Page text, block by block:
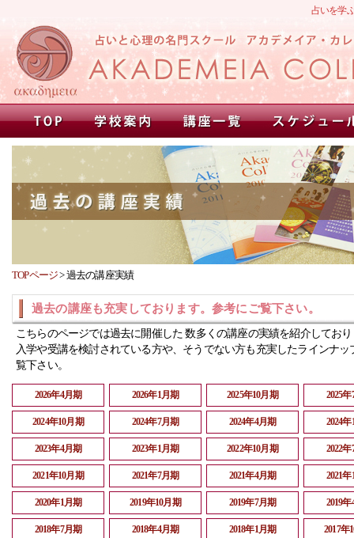
占いを学
TOPページ>過去の講座実績
過去の講座も充実しております。参考にご覧下さい。
こちらのページでは過去に開催した 数多くの講座の実績を紹介してお
入学や受講を検討されている方や、そうでない方も充実したラインナッ
覧下さい。
2026年4月期 2026年1月期 2025年10月期 2025
2024年10月期 2024年7月期 2024年4月期 2024
2023年4月期 2023年1月期 2022年10月期 2022
2021年10月期 2021年7月期 2021年4月期 2021
2020年1月期 2019年10月期 2019年7月期 2019
2018年7月期 2018年4月期 2018年1月期 2017年